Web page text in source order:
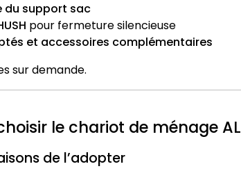
du support sac
pour fermeture silencieuse
et accessoires complémentaires
sur demande.
le chariot de ménage
de l’adopter